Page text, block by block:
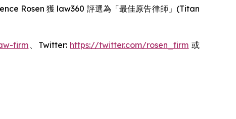
Rosen 獲 law360 評選為「最佳原告律師」(Titan
firm 、Twitter: https://twitter.com/rosen_firm 或